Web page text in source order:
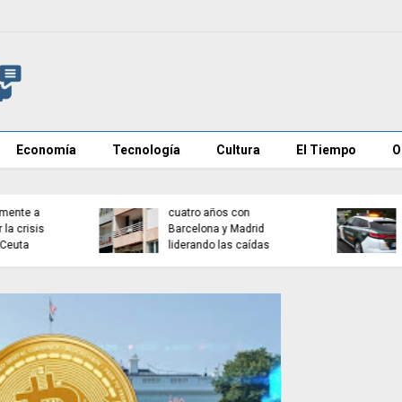
Economía Tecnología Cultura El Tiempo
Investigan mensajes en
redes contra vecinos de
Cadena perpetua para
autor del atropello